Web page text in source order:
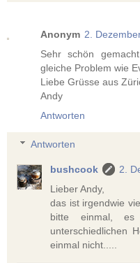
Anonym 2.
Sehr schön
gleiche Problem wie
Liebe Grüsse aus
Andy
Antworten
Antworten
bushcook
2.
Lieber Andy,
das ist irgendwie
bitte einmal,
unterschiedlichen
einmal nicht.....